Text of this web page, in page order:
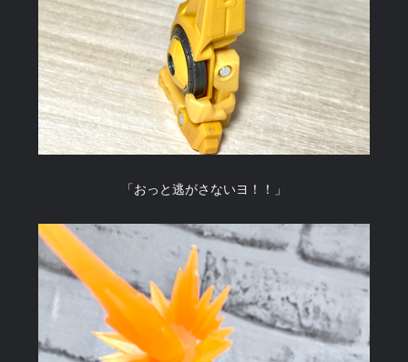
「おっと逃がさないヨ！！」